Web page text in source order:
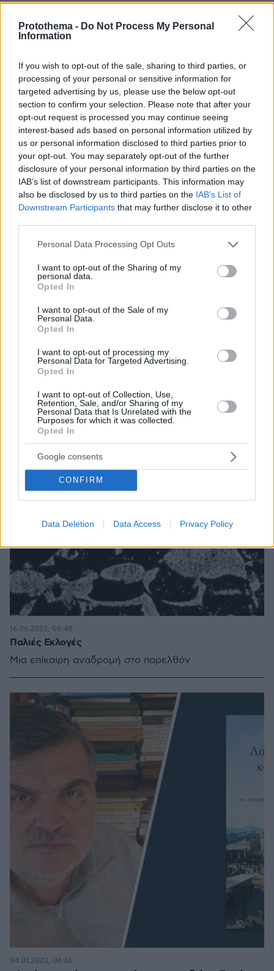
Protothema - Do Not Process My Personal
Information
If you wish to opt-out of the sale, sharing to third parties, or
processing of your personal or sensitive information for
targeted advertising by us, please use the below opt-out
section to confirm your selection. Please note that after your
opt-out request is processed you may continue seeing
interest-based ads based on personal information utilized by
us or personal information disclosed to third parties prior to
your opt-out. You may separately opt-out of the further
disclosure of your personal information by third parties on the
IAB’s list of downstream participants. This information may
also be disclosed by us to third parties on the IAB’s List of
Downstream Participants that may further disclose it to other
Please note that this website/app uses one or more Google
not limited to your visit or usage behaviour. You may click to
grant or deny consent to Google and its third-party tags to
use your data for below specified purposes in below Google
consent section.
Personal Data Processing Opt Outs
I want to opt-out of the Sharing of my
personal data.
Opted In
I want to opt-out of the Sale of my
Personal Data.
Opted In
I want to opt-out of processing my
Personal Data for Targeted Advertising.
Opted In
I want to opt-out of Collection, Use,
Retention, Sale, and/or Sharing of my
Personal Data that Is Unrelated with the
Purposes for which it was collected.
Opted In
Google consents
CONFIRM
Data Deletion Data Access Privacy Policy
Η κυρία του υποψήφιου βουλευτή
πρέπει να αποδώσουμε ένα φόρο τιμής και σε μια
αφανή ήρωα: τη σύζυγο του υποψήφιου βουλευτή
23.06.2023, 09:34
Παλιές Εκλογές
Μια επίκαιρη αναδρομή στο παρελθόν
16.06.2023, 08:48
04.01.2023, 06:36